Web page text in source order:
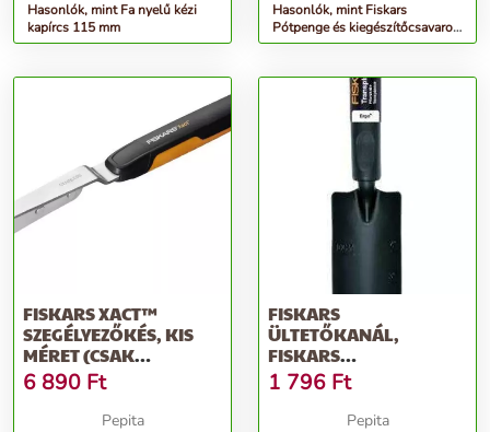
Hasonlók, mint Fa nyelű kézi
kapírcs 115 mm
Hasonlók, mint Fiskars
Pótpenge és kiegészítőcsavarok
L77 ágvágókhoz
FISKARS XACT™
SZEGÉLYEZŐKÉS, KIS
MÉRET (CSAK
RENDELÉSRE)
6 890 Ft
Pepita
FISKARS
ÜLTETŐKANÁL,
FISKARS
&QUOT;ERGO&QUOT;
1 796 Ft
Pepita